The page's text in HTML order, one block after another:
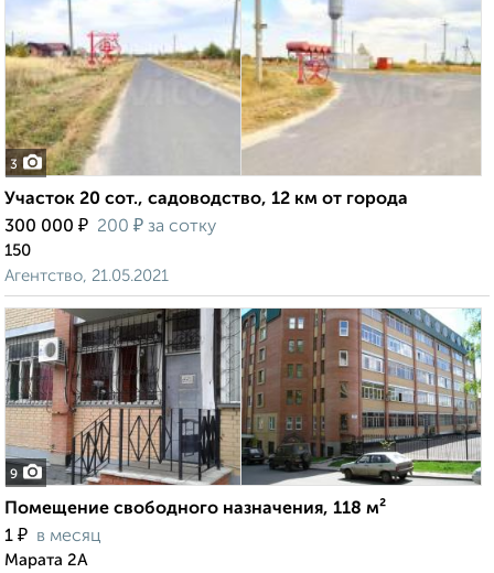
3
Участок 20 сот., садоводство, 12 км от города
300 000 ₽ 200 ₽ за сотку
150
Агентство, 21.05.2021
9
Помещение свободного назначения, 118 м²
1 ₽ в месяц
Марата 2А